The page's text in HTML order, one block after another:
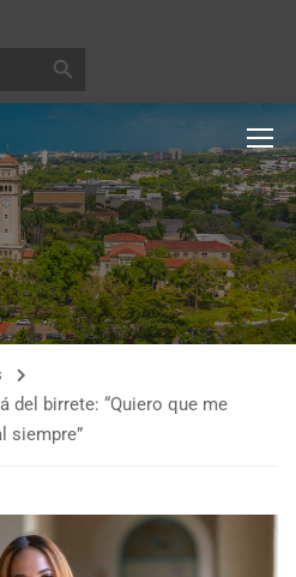
birrete: “Quiero que me
siempre”